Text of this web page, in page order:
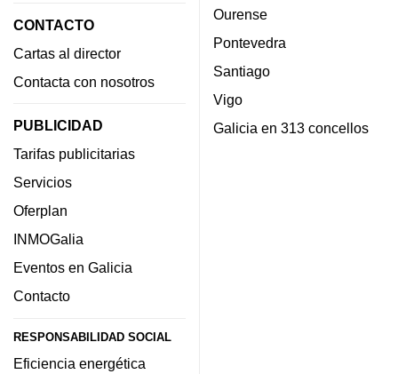
CONTACTO
Cartas al director
Contacta con nosotros
PUBLICIDAD
Tarifas publicitarias
Servicios
Oferplan
INMOGalia
Eventos en Galicia
Contacto
RESPONSABILIDAD SOCIAL
Eficiencia energética
Ourense
Pontevedra
Santiago
Vigo
Galicia en 313 concellos